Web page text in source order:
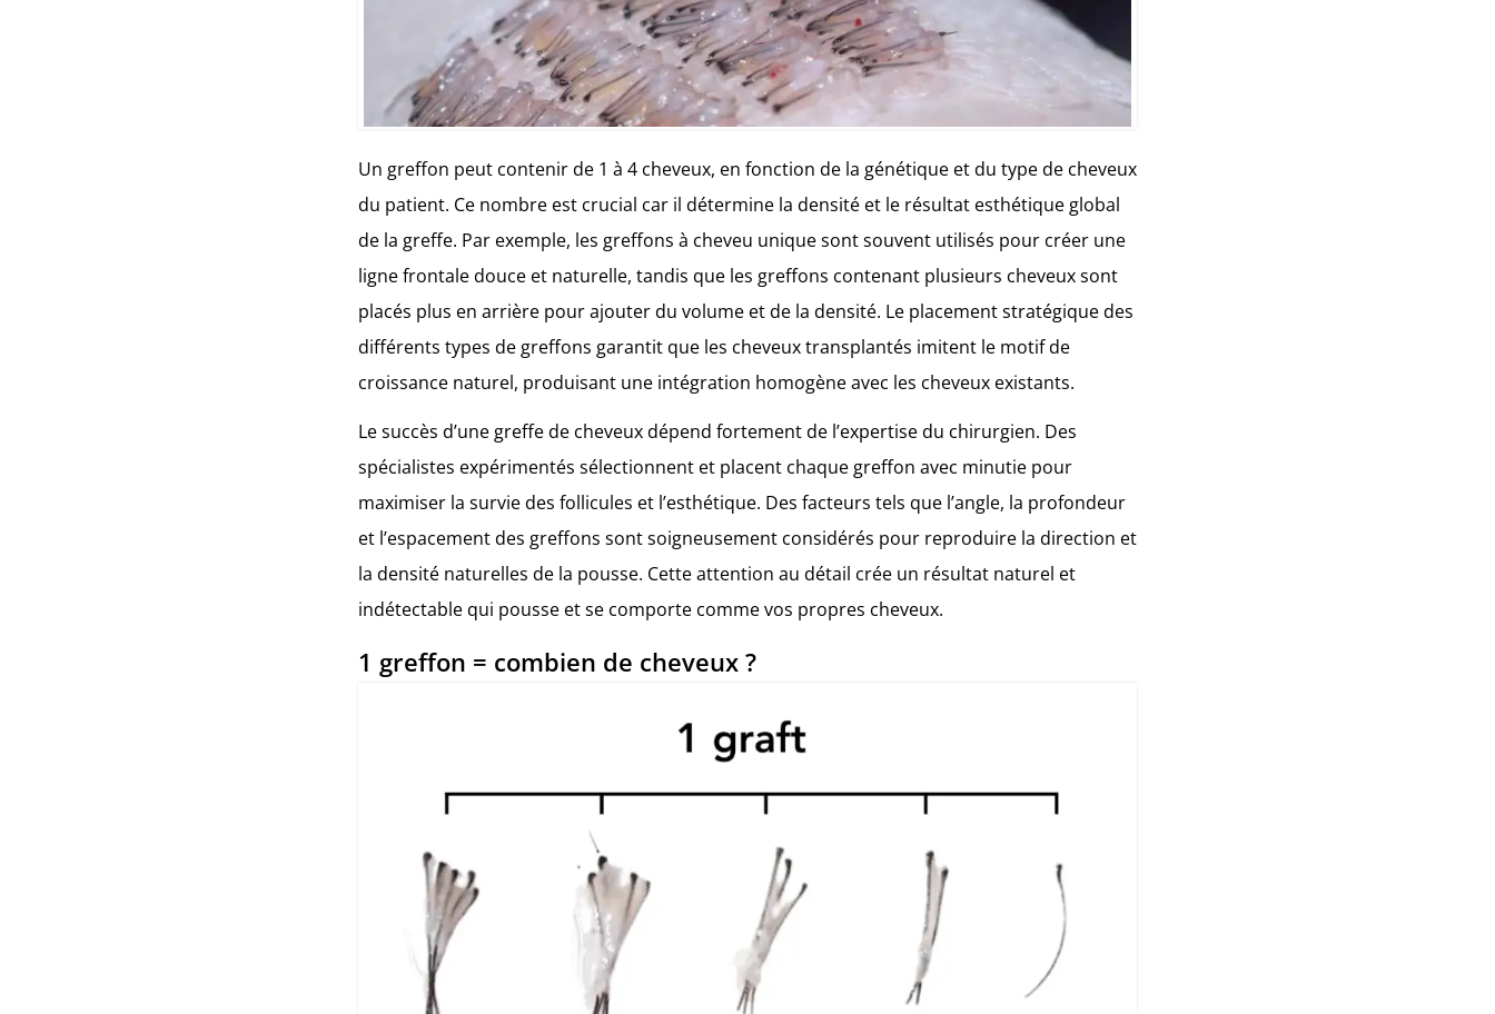
Un greffon peut contenir de 1 à 4 cheveux, en fonction de la génétique et du type de cheveux
du patient. Ce nombre est crucial car il détermine la densité et le résultat esthétique global
de la greffe. Par exemple, les greffons à cheveu unique sont souvent utilisés pour créer une
ligne frontale douce et naturelle, tandis que les greffons contenant plusieurs cheveux sont
placés plus en arrière pour ajouter du volume et de la densité. Le placement stratégique des
différents types de greffons garantit que les cheveux transplantés imitent le motif de
croissance naturel, produisant une intégration homogène avec les cheveux existants.
Le succès d’une greffe de cheveux dépend fortement de l’expertise du chirurgien. Des
spécialistes expérimentés sélectionnent et placent chaque greffon avec minutie pour
maximiser la survie des follicules et l’esthétique. Des facteurs tels que l’angle, la profondeur
et l’espacement des greffons sont soigneusement considérés pour reproduire la direction et
la densité naturelles de la pousse. Cette attention au détail crée un résultat naturel et
indétectable qui pousse et se comporte comme vos propres cheveux.
1 greffon = combien de cheveux ?